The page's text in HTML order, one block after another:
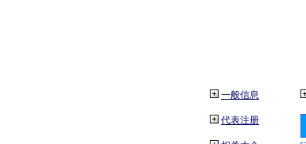
一般信息
代表注册